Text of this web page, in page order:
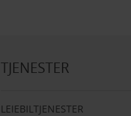
TJENESTER
LEIEBILTJENESTER